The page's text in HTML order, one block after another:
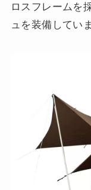
ロスフレームを
ュを装備してい